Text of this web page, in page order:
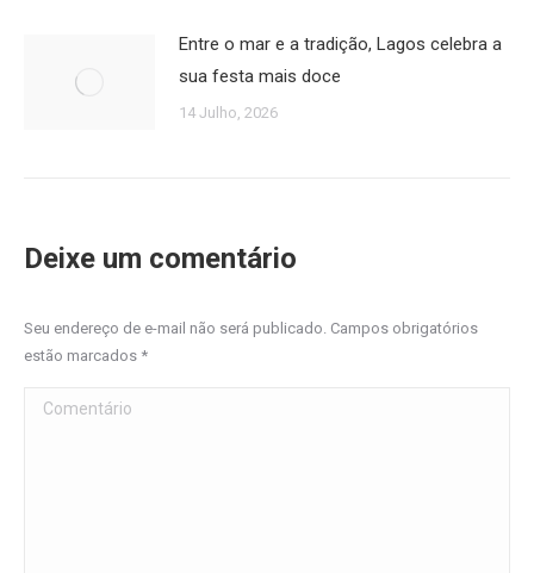
Entre o mar e a tradição, Lagos celebra a
sua festa mais doce
14 Julho, 2026
Deixe um comentário
Seu endereço de e-mail não será publicado. Campos obrigatórios
estão marcados *
Comentário